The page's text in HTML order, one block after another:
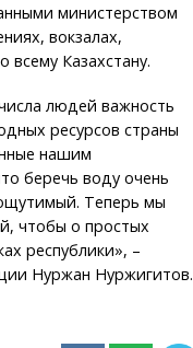
министерством
вокзалах,
Казахстану.
людей важность
ресурсов страны
нашим
беречь воду очень
Теперь мы
чтобы о простых
республики», –
Нуржан Нуржигитов.